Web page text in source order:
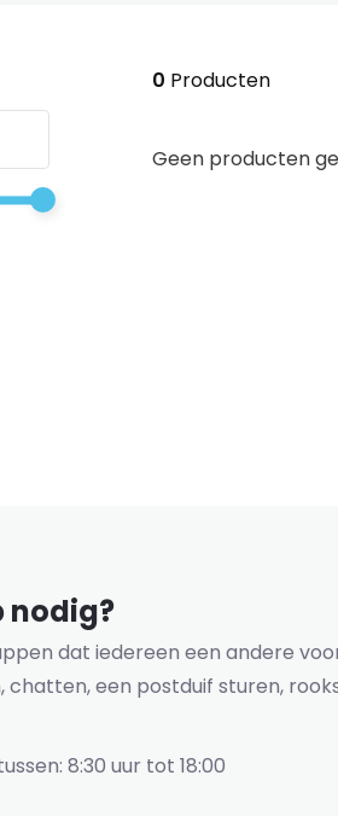
0 Producten
Geen producten
nodig?
dat iedereen een andere
chatten, een postduif sturen,
8:30 uur tot 18:00